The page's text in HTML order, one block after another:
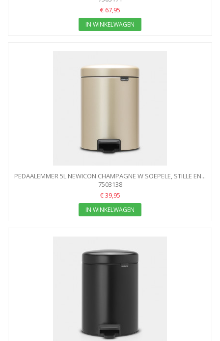
€ 67,95
IN WINKELWAGEN
PEDAALEMMER 5L NEWICON CHAMPAGNE W SOEPELE, STILLE EN...
7503138
€ 39,95
IN WINKELWAGEN